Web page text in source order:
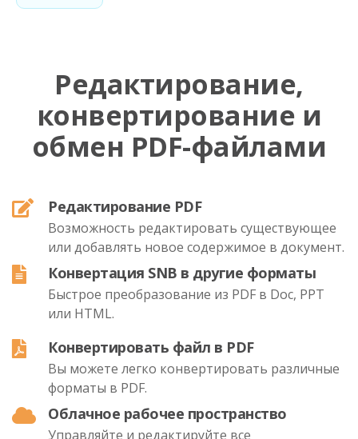
Редактирование,
конвертирование и
обмен PDF-файлами
Редактирование PDF
Возможность редактировать существующее
или добавлять новое содержимое в документ.
Конвертация SNB в другие форматы
Быстрое преобразование из PDF в Doc, PPT
или HTML.
Конвертировать файл в PDF
Вы можете легко конвертировать различные
форматы в PDF.
Облачное рабочее пространство
Управляйте и редактируйте все